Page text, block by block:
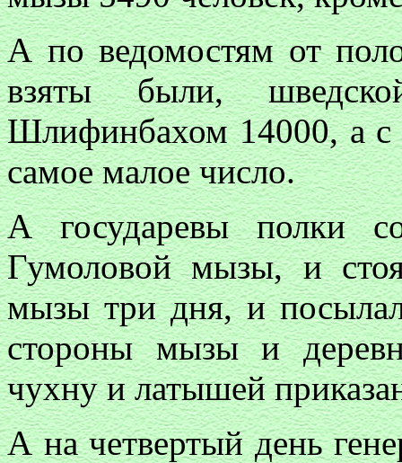
А по ведомостям от
взяты были,
Шлифинбахом 14000, а
самое малое число.
А государевы полки
Гумоловой мызы, и
мызы три дня, и
стороны мызы и
чухну и латышей
А на четвертый день